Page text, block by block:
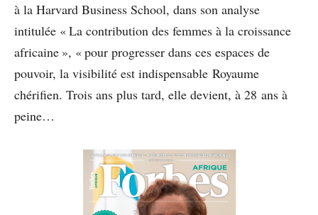
à la Harvard Business School, dans son analyse
intitulée « La contribution des femmes à la croissance
africaine », « pour progresser dans ces espaces de
pouvoir, la visibilité est indispensable Royaume
chérifien. Trois ans plus tard, elle devient, à 28 ans à
peine…